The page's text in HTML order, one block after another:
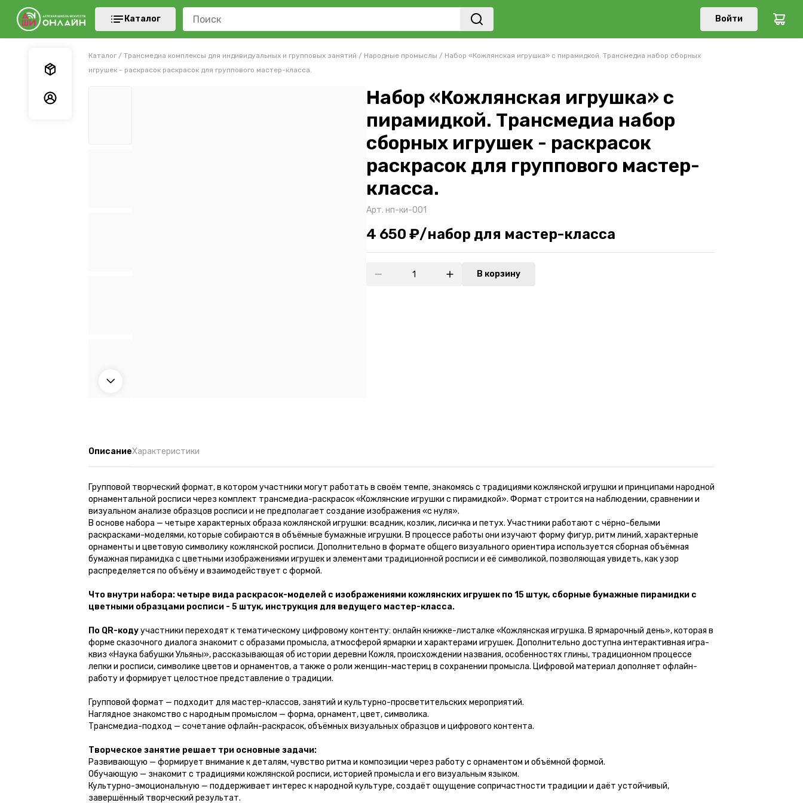
Каталог Войти
Мои заказы
Каталог / Трансмедиа комплексы для индивидуальных и групповых занятий / Народные промыслы / Набор «Кожлянская игрушка» с пирамидкой. Трансмедиа набор сборных
игрушек - раскрасок раскрасок для группового мастер-класса.
Набор «Кожлянская игрушка» с
пирамидкой. Трансмедиа набор
сборных игрушек - раскрасок
раскрасок для группового мастер-
класса.
Арт. нп-ки-001
4 650 ₽/набор для мастер-класса
В корзину
ОписаниеХарактеристики
Групповой творческий формат, в котором участники могут работать в своём темпе, знакомясь с традициями кожлянской игрушки и принципами народной
орнаментальной росписи через комплект трансмедиа-раскрасок «Кожлянские игрушки с пирамидкой». Формат строится на наблюдении, сравнении и
визуальном анализе образцов росписи и не предполагает создание изображения «с нуля».
В основе набора — четыре характерных образа кожлянской игрушки: всадник, козлик, лисичка и петух. Участники работают с чёрно-белыми
раскрасками-моделями, которые собираются в объёмные бумажные игрушки. В процессе работы они изучают форму фигур, ритм линий, характерные
орнаменты и цветовую символику кожлянской росписи. Дополнительно в формате общего визуального ориентира используется сборная объёмная
бумажная пирамидка с цветными изображениями игрушек и элементами традиционной росписи и её символикой, позволяющая увидеть, как узор
распределяется по объёму и взаимодействует с формой.
Что внутри набора: четыре вида раскрасок-моделей с изображениями кожлянских игрушек по 15 штук, сборные бумажные пирамидки с
цветными образцами росписи - 5 штук, инструкция для ведущего мастер-класса.
По QR-кодуучастники переходят к тематическому цифровому контенту: онлайн книжке-листалке «Кожлянская игрушка. В ярмарочный день», которая в
форме сказочного диалога знакомит с образами промысла, атмосферой ярмарки и характерами игрушек. Дополнительно доступна интерактивная игра-
квиз «Наука бабушки Ульяны», рассказывающая об истории деревни Кожля, происхождении названия, особенностях глины, традиционном процессе
лепки и росписи, символике цветов и орнаментов, а также о роли женщин-мастериц в сохранении промысла. Цифровой материал дополняет офлайн-
работу и формирует целостное представление о традиции.
Групповой формат — подходит для мастер-классов, занятий и культурно-просветительских мероприятий.
Наглядное знакомство с народным промыслом — форма, орнамент, цвет, символика.
Трансмедиа-подход — сочетание офлайн-раскрасок, объёмных визуальных образцов и цифрового контента.
Творческое занятие решает три основные задачи:
Развивающую — формирует внимание к деталям, чувство ритма и композиции через работу с орнаментом и объёмной формой.
Обучающую — знакомит с традициями кожлянской росписи, историей промысла и его визуальным языком.
Культурно-эмоциональную — поддерживает интерес к народной культуре, создаёт ощущение сопричастности традиции и даёт устойчивый,
завершённый творческий результат.